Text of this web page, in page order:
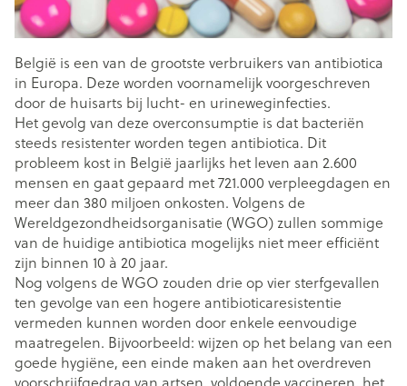
België is een van de grootste verbruikers van antibiotica
in Europa. Deze worden voornamelijk voorgeschreven
door de huisarts bij lucht- en urineweginfecties.
Het gevolg van deze overconsumptie is dat bacteriën
steeds resistenter worden tegen antibiotica. Dit
probleem kost in België jaarlijks het leven aan 2.600
mensen en gaat gepaard met 721.000 verpleegdagen en
meer dan 380 miljoen onkosten. Volgens de
Wereldgezondheidsorganisatie (WGO) zullen sommige
van de huidige antibiotica mogelijks niet meer efficiënt
zijn binnen 10 à 20 jaar.
Nog volgens de WGO zouden drie op vier sterfgevallen
ten gevolge van een hogere antibioticaresistentie
vermeden kunnen worden door enkele eenvoudige
maatregelen. Bijvoorbeeld: wijzen op het belang van een
goede hygiëne, een einde maken aan het overdreven